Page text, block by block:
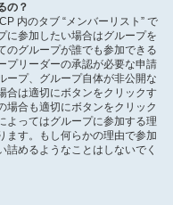
の？
内のタブ “メンバーリスト” で
に参加したい場合はグループを
のグループが誰でも参加できる
プリーダーの承認が必要な申請
ープ、グループ自体が非公開な
合は適切にボタンをクリックす
場合も適切にボタンをクリック
よってはグループに参加する理
ます。もし何らかの理由で参加
めるようなことはしないでく